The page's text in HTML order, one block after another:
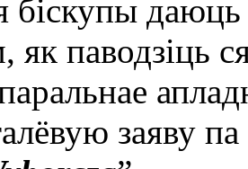
біскупы
як паводзіць
заяву